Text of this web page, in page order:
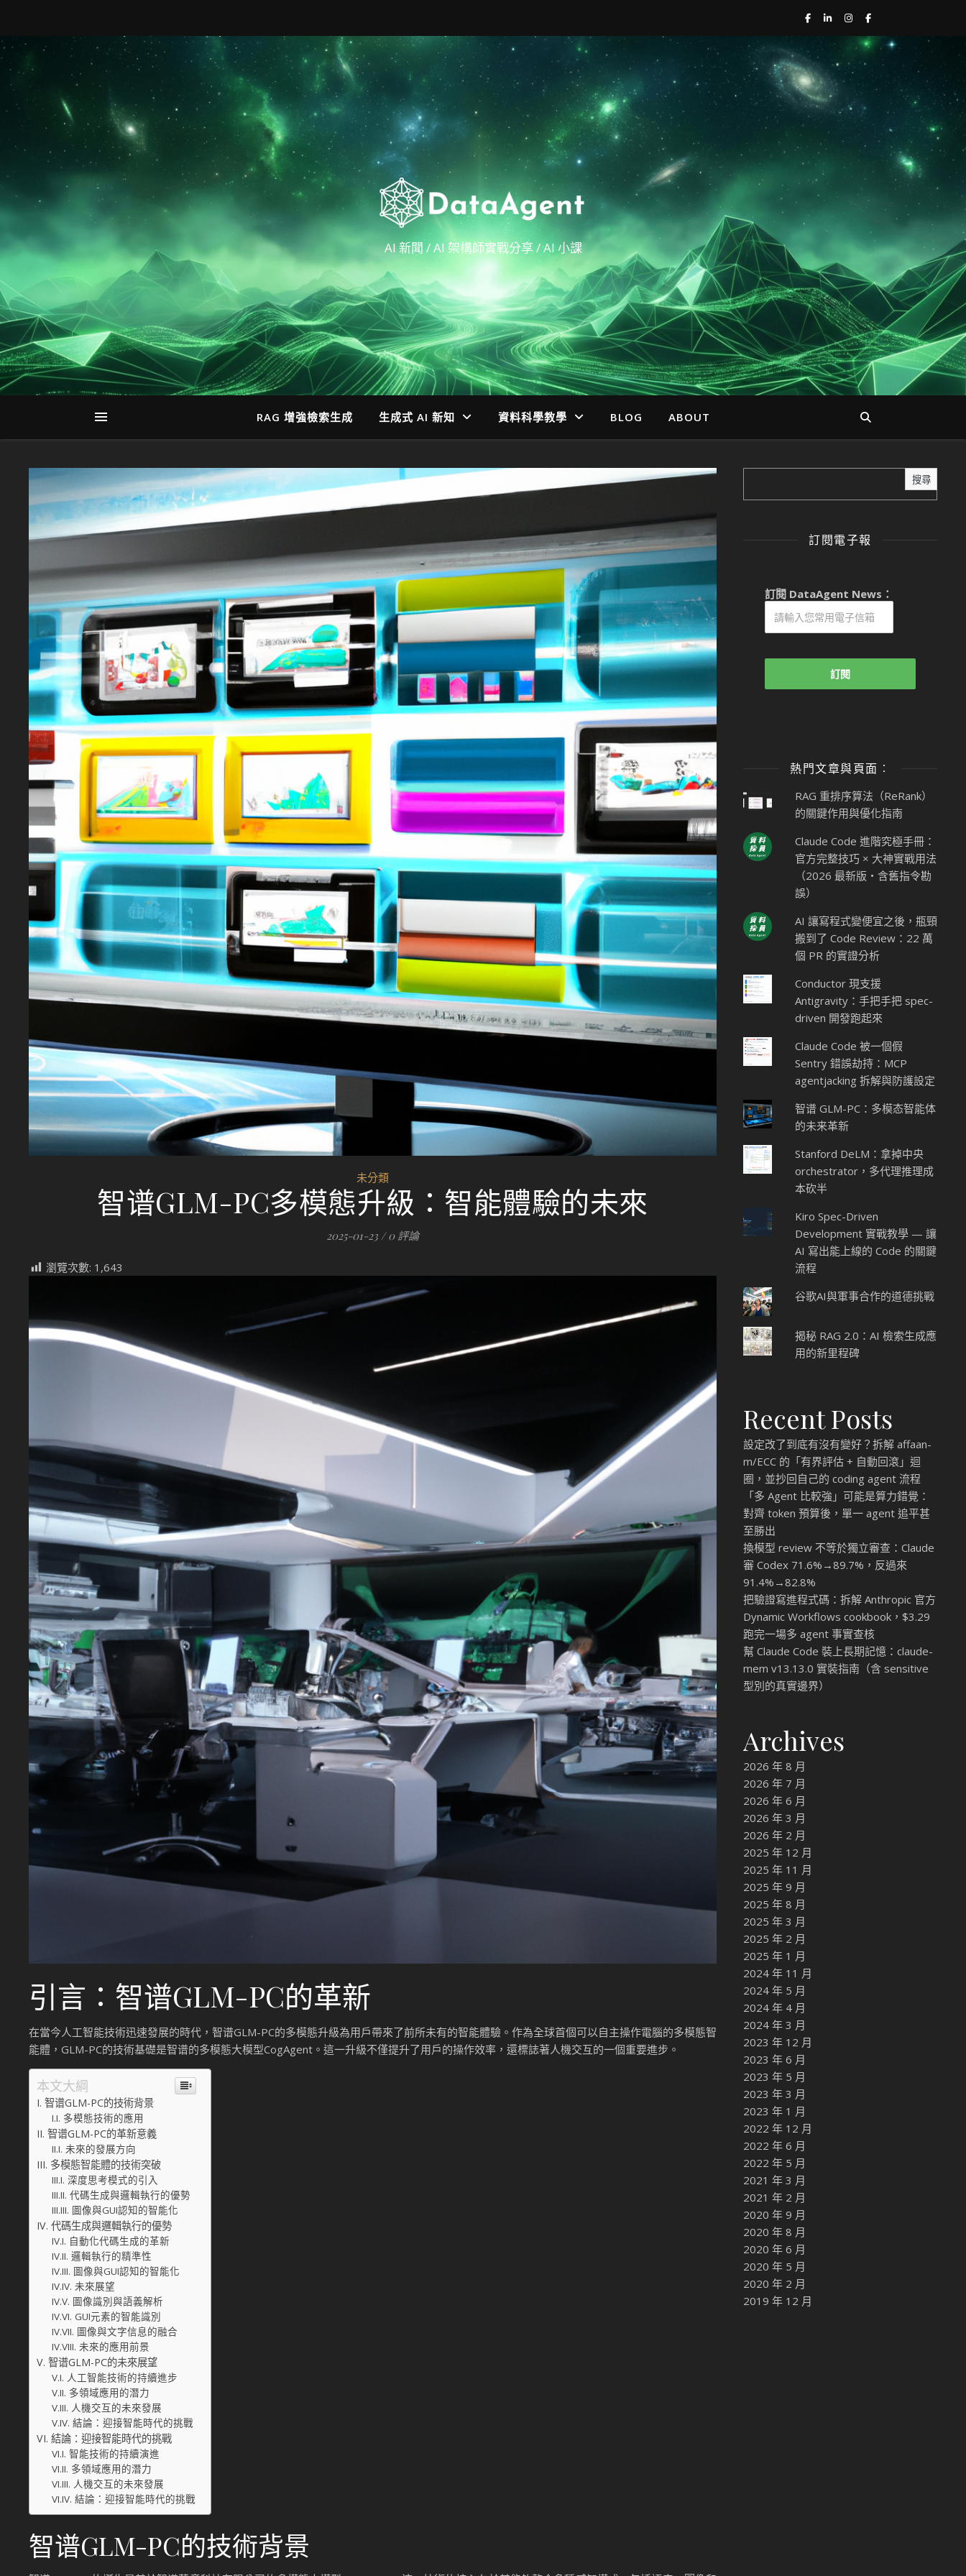
AI 新聞 / AI 架構師實戰分享 / AI 小課
RAG 增強檢索生成 生成式 AI 新知 資料科學教學 BLOG ABOUT
未分類
智谱GLM-PC多模態升級：智能體驗的未來
2025-01-23 / 0 評論
瀏覽次數: 1,643
引言：智谱GLM-PC的革新
在當今人工智能技術迅速發展的時代，智谱GLM-PC的多模態升級為用戶帶來了前所未有的智能體驗。作為全球首個可以自主操作電腦的多模態智
能體，GLM-PC的技術基礎是智谱的多模態大模型CogAgent。這一升級不僅提升了用戶的操作效率，還標誌著人機交互的一個重要進步。
本文大綱
智谱GLM-PC的技術背景
多模態技術的應用
智谱GLM-PC的革新意義
未來的發展方向
多模態智能體的技術突破
深度思考模式的引入
代碼生成與邏輯執行的優勢
圖像與GUI認知的智能化
代碼生成與邏輯執行的優勢
自動化代碼生成的革新
邏輯執行的精準性
圖像與GUI認知的智能化
未來展望
圖像識別與語義解析
GUI元素的智能識別
圖像與文字信息的融合
未來的應用前景
智谱GLM-PC的未來展望
人工智能技術的持續進步
多領域應用的潛力
人機交互的未來發展
結論：迎接智能時代的挑戰
結論：迎接智能時代的挑戰
智能技術的持續演進
多領域應用的潛力
人機交互的未來發展
結論：迎接智能時代的挑戰
智谱GLM-PC的技術背景
搜尋
訂閱電子報
訂閱 DataAgent News：
熱門文章與頁面︰
RAG 重排序算法（ReRank）
的關鍵作用與優化指南
Claude Code 進階究極手冊：
官方完整技巧 × 大神實戰用法
（2026 最新版・含舊指令勘
誤）
AI 讓寫程式變便宜之後，瓶頸
搬到了 Code Review：22 萬
個 PR 的實證分析
Conductor 現支援
Antigravity：手把手把 spec-
driven 開發跑起來
Claude Code 被一個假
Sentry 錯誤劫持：MCP
agentjacking 拆解與防護設定
智谱 GLM-PC：多模态智能体
的未来革新
Stanford DeLM：拿掉中央
orchestrator，多代理推理成
本砍半
Kiro Spec-Driven
Development 實戰教學 — 讓
AI 寫出能上線的 Code 的關鍵
流程
谷歌AI與軍事合作的道德挑戰
揭秘 RAG 2.0：AI 檢索生成應
用的新里程碑
Recent Posts
設定改了到底有沒有變好？拆解 affaan-
m/ECC 的「有界評估 + 自動回滾」迴
圈，並抄回自己的 coding agent 流程
「多 Agent 比較強」可能是算力錯覺：
對齊 token 預算後，單一 agent 追平甚
至勝出
換模型 review 不等於獨立審查：Claude
審 Codex 71.6%→89.7%，反過來
91.4%→82.8%
把驗證寫進程式碼：拆解 Anthropic 官方
Dynamic Workflows cookbook，$3.29
跑完一場多 agent 事實查核
幫 Claude Code 裝上長期記憶：claude-
mem v13.13.0 實裝指南（含 sensitive
型別的真實邊界）
Archives
2026 年 8 月
2026 年 7 月
2026 年 6 月
2026 年 3 月
2026 年 2 月
2025 年 12 月
2025 年 11 月
2025 年 9 月
2025 年 8 月
2025 年 3 月
2025 年 2 月
2025 年 1 月
2024 年 11 月
2024 年 5 月
2024 年 4 月
2024 年 3 月
2023 年 12 月
2023 年 6 月
2023 年 5 月
2023 年 3 月
2023 年 1 月
2022 年 12 月
2022 年 6 月
2022 年 5 月
2021 年 3 月
2021 年 2 月
2020 年 9 月
2020 年 8 月
2020 年 6 月
2020 年 5 月
2020 年 2 月
2019 年 12 月